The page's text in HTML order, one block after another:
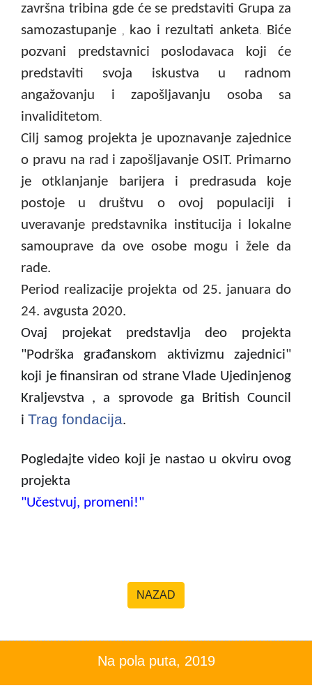
završna tribina gde će se predstaviti Grupa za
samozastupanje
kao i rezultati anketa
Biće
pozvani predstavnici poslodavaca koji će
predstaviti svoja iskustva u radnom
angažovanju i zapošljavanju osoba sa
invaliditetom
Cilj samog projekta je upoznavanje zajednice
o pravu na rad i zapošljavanje OSIT. Primarno
je otklanjanje barijera i predrasuda koje
postoje u društvu o ovoj populaciji i
uveravanje predstavnika institucija i lokalne
samouprave da ove osobe mogu i žele da
rade.
Period realizacije projekta od 25. januara do
24. avgusta 2020.
Ovaj projekat predstavlja deo projekta
"Podrška građanskom aktivizmu zajednici"
koji je finansiran od strane Vlade Ujedinjenog
Kraljevstva , a sprovode ga British Council
i Trag fondacija.
Pogledajte video koji je nastao u okviru ovog
projekta
"Učestvuj, promeni!"
NAZAD
Na pola puta, 2019